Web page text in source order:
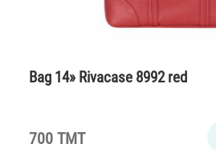
Bag 14» Rivacase 8992 red
700 TMT